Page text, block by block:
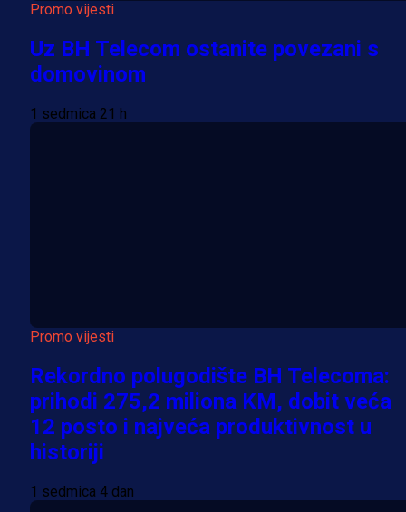
Promo vijesti
Uz BH Telecom ostanite povezani s
domovinom
1 sedmica 21 h
Promo vijesti
Rekordno polugodište BH Telecoma:
prihodi 275,2 miliona KM, dobit veća
12 posto i najveća produktivnost u
historiji
1 sedmica 4 dan